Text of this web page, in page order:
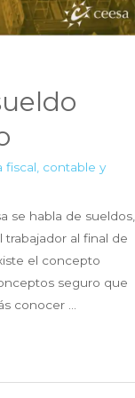
fiscal, contable y
se habla de sueldos,
al final de
el concepto
seguro que
conocer …